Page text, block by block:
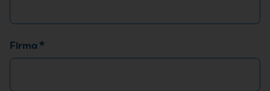
Firma *